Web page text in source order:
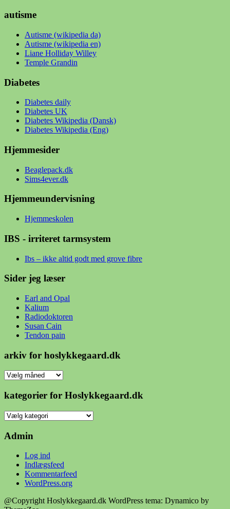
autisme
Autisme (wikipedia da)
Autisme (wikipedia en)
Liane Holliday Willey
Temple Grandin
Diabetes
Diabetes daily
Diabetes UK
Diabetes Wikipedia (Dansk)
Diabetes Wikipedia (Eng)
Hjemmesider
Beaglepack.dk
Sims4ever.dk
Hjemmeundervisning
Hjemmeskolen
IBS - irriteret tarmsystem
Ibs – ikke altid godt med grove fibre
Sider jeg læser
Earl and Opal
Kalium
Radiodoktoren
Susan Cain
Tendon pain
arkiv for hoslykkegaard.dk
arkiv
hoslykkegaard.dk
kategorier for Hoslykkegaard.dk
kategorier
Hoslykkegaard.dk
Admin
Log ind
Indlægsfeed
Kommentarfeed
WordPress.org
@Copyright Hoslykkegaard.dk WordPress tema: Dynamico by